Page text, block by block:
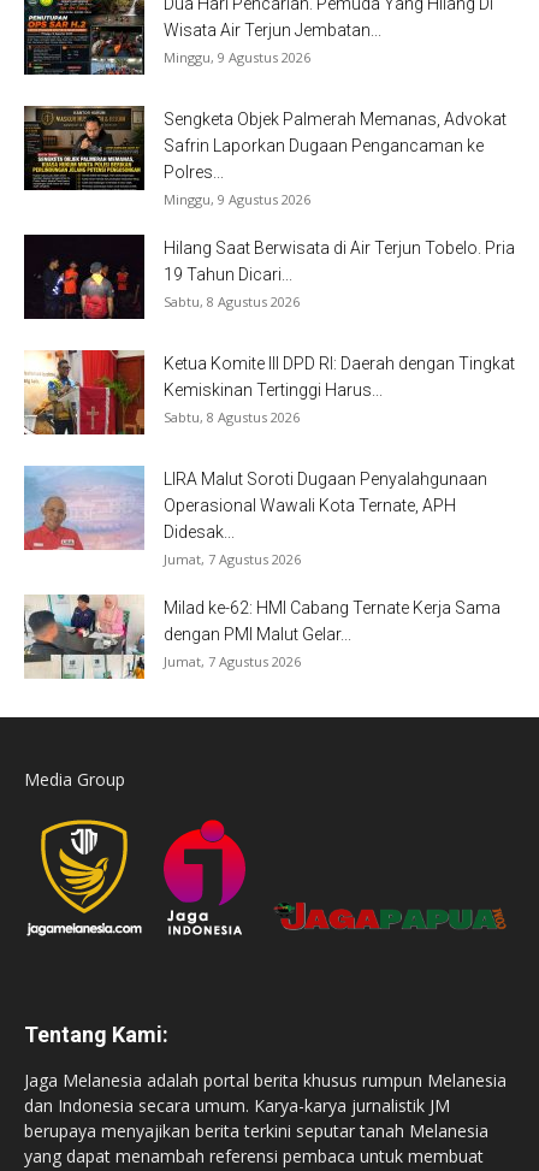
Wisata Air Terjun Jembatan...
Minggu, 9 Agustus 2026
Sengketa Objek Palmerah Memanas, Advokat
Safrin Laporkan Dugaan Pengancaman ke
Polres...
Minggu, 9 Agustus 2026
Hilang Saat Berwisata di Air Terjun Tobelo. Pria
19 Tahun Dicari...
Sabtu, 8 Agustus 2026
Ketua Komite III DPD RI: Daerah dengan Tingkat
Kemiskinan Tertinggi Harus...
Sabtu, 8 Agustus 2026
LIRA Malut Soroti Dugaan Penyalahgunaan
Operasional Wawali Kota Ternate, APH
Didesak...
Jumat, 7 Agustus 2026
Milad ke-62: HMI Cabang Ternate Kerja Sama
dengan PMI Malut Gelar...
Jumat, 7 Agustus 2026
Media Group
Tentang Kami:
Jaga Melanesia adalah portal berita khusus rumpun Melanesia
dan Indonesia secara umum. Karya-karya jurnalistik JM
berupaya menyajikan berita terkini seputar tanah Melanesia
yang dapat menambah referensi pembaca untuk membuat